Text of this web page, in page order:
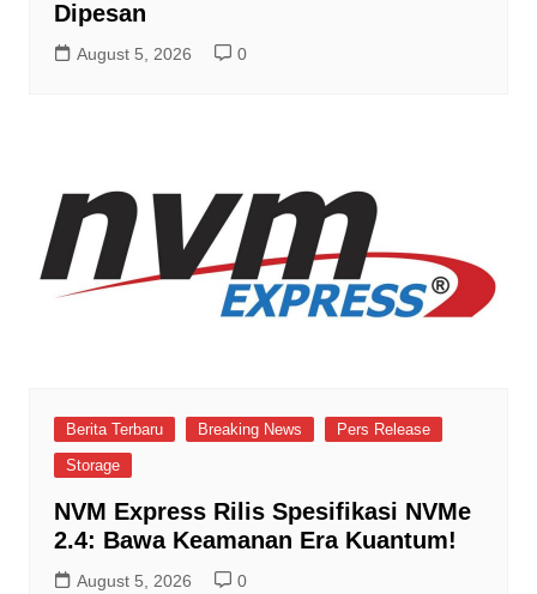
Dipesan
August 5, 2026 0
Berita Terbaru Breaking News
Pers Release
Storage
NVM Express Rilis Spesifikasi NVMe
2.4: Bawa Keamanan Era Kuantum!
August 5, 2026 0